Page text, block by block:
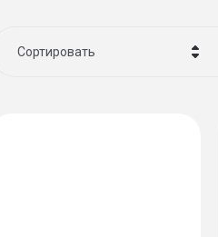
Сортировать